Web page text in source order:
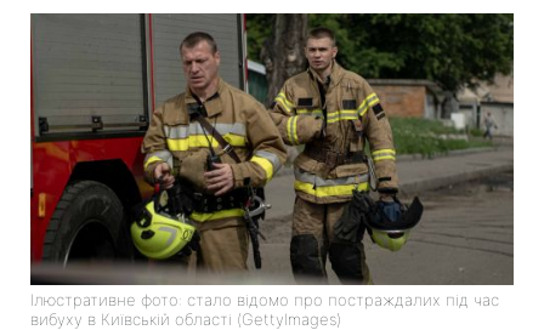
Ілюстративне фото: стало відомо про постраждалих під час
вибуху в Київській області (GettyImages)